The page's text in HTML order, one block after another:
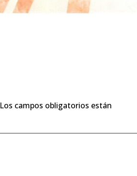
Los campos obligatorios están